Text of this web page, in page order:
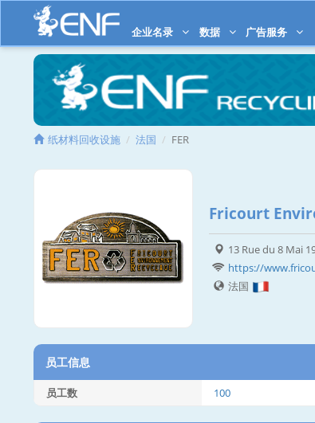
企业名录 数据 广告服务
纸材料回收设施 法国 FER
Fricourt
13 Rue du 8 Mai
https://
法国
员工信息
员工数 100